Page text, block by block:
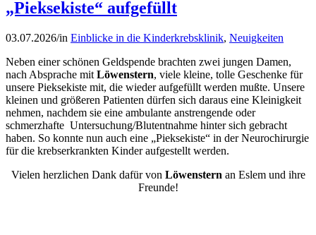
„Pieksekiste“ aufgefüllt
03.07.2026/in Einblicke in die Kinderkrebsklinik, Neuigkeiten
Neben einer schönen Geldspende brachten zwei jungen Damen,
nach Absprache mit Löwenstern, viele kleine, tolle Geschenke für
unsere Pieksekiste mit, die wieder aufgefüllt werden mußte. Unsere
kleinen und größeren Patienten dürfen sich daraus eine Kleinigkeit
nehmen, nachdem sie eine ambulante anstrengende oder
schmerzhafte Untersuchung/Blutentnahme hinter sich gebracht
haben. So konnte nun auch eine „Pieksekiste“ in der Neurochirurgie
für die krebserkrankten Kinder aufgestellt werden.
Vielen herzlichen Dank dafür von Löwenstern an Eslem und ihre
Freunde!